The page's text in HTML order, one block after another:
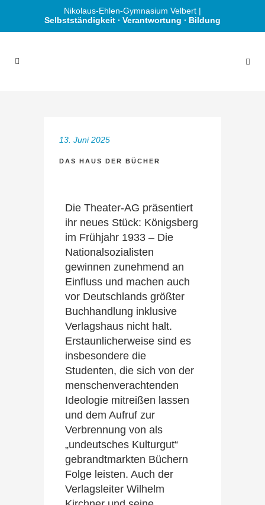
Nikolaus-Ehlen-Gymnasium Velbert |
Selbstständigkeit ∙ Verantwortung ∙ Bildung
13. Juni 2025
DAS HAUS DER BÜCHER
Die Theater-AG präsentiert
ihr neues Stück: Königsberg
im Frühjahr 1933 – Die
Nationalsozialisten
gewinnen zunehmend an
Einfluss und machen auch
vor Deutschlands größter
Buchhandlung inklusive
Verlagshaus nicht halt.
Erstaunlicherweise sind es
insbesondere die
Studenten, die sich von der
menschenverachtenden
Ideologie mitreißen lassen
und dem Aufruf zur
Verbrennung von als
„undeutsches Kulturgut“
gebrandtmarkten Büchern
Folge leisten. Auch der
Verlagsleiter Wilhelm